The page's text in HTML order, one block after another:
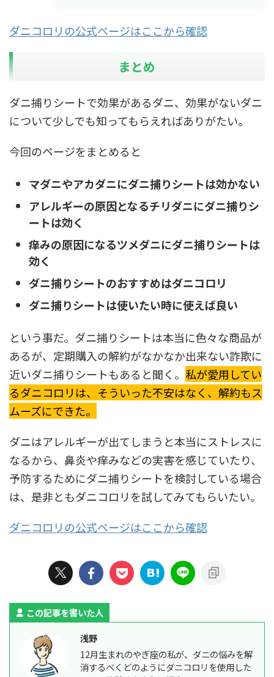
ダニコロリの公式ページはここから確認
まとめ
ダニ捕りシートで効果があるダニ、効果がないダニ
について少しでも知ってもらえればありがたい。
今回のページをまとめると
マダニやアカダニにダニ捕りシートは効かない
アレルギーの原因となるチリダニにダニ捕りシ
ートは効く
痒みの原因になるツメダニにダニ捕りシートは
効く
ダニ捕りシートのおすすめはダニコロリ
ダニ捕りシートは使いたい時に使えば良い
という事だ。ダニ捕りシートは本当に色々な商品が
あるが、定期購入の解約がなかなか出来ない詐欺に
近いダニ捕りシートもあると聞く。 私が愛用してい
るダニコロリは、そういった不安はなく、解約もス
ムーズにできた。
ダニはアレルギーが出てしまうと本当にストレスに
なるから、鼻炎や痒みなどの実害を感じていたり、
予防するためにダニ捕りシートを検討している場合
は、是非ともダニコロリを試してみてもらいたい。
ダニコロリの公式ページはここから確認
この記事を書いた人
浅野
12月生まれのやぎ座の私が、ダニの悩みを解
消するべくどのようにダニコロリを使用した